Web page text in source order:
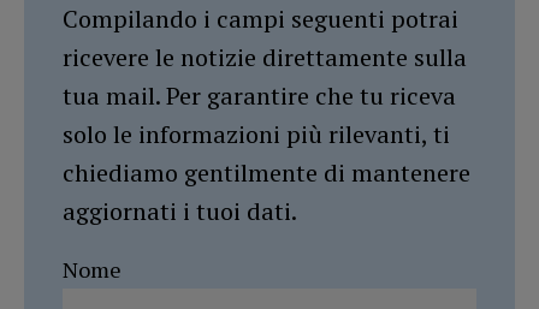
Compilando i campi seguenti potrai
ricevere le notizie direttamente sulla
tua mail. Per garantire che tu riceva
solo le informazioni più rilevanti, ti
chiediamo gentilmente di mantenere
aggiornati i tuoi dati.
Nome